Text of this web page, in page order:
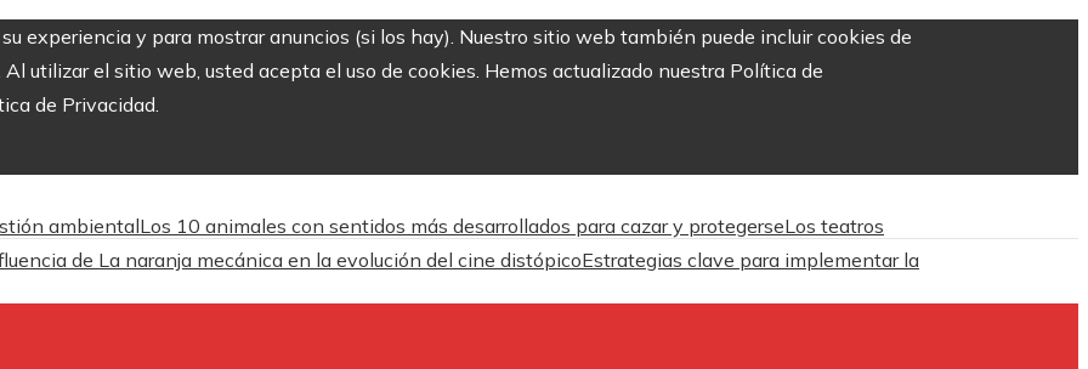
experiencia y para mostrar anuncios (si los hay). Nuestro sitio web también puede incluir cookies de
utilizar el sitio web, usted acepta el uso de cookies. Hemos actualizado nuestra Política de
de Privacidad.
ambientalLos 10 animales con sentidos más desarrollados para cazar y protegerseLos teatros
de La naranja mecánica en la evolución del cine distópicoEstrategias clave para implementar la